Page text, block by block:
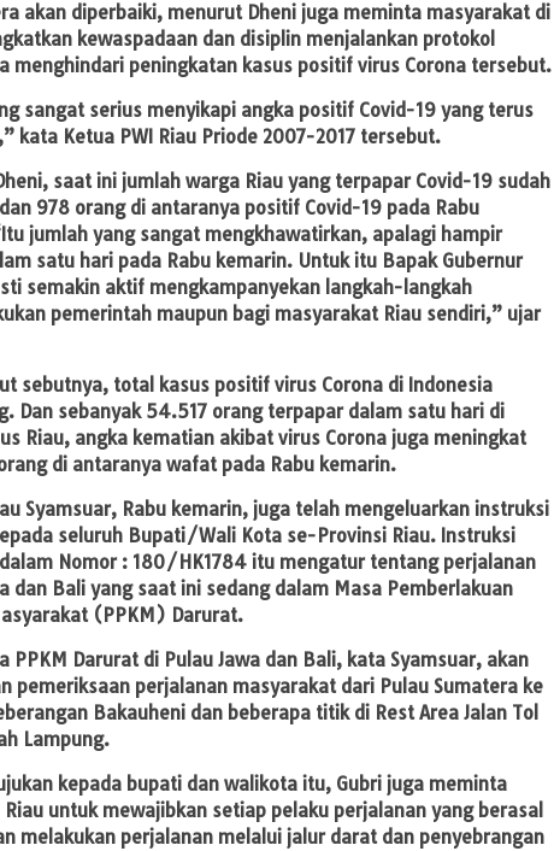
akan diperbaiki, menurut Dheni juga meminta masyarakat di
kewaspadaan dan disiplin menjalankan protokol
menghindari peningkatan kasus positif virus Corona tersebut.
sangat serius menyikapi angka positif Covid-19 yang terus
kata Ketua PWI Riau Priode 2007-2017 tersebut.
saat ini jumlah warga Riau yang terpapar Covid-19 sudah
978 orang di antaranya positif Covid-19 pada Rabu
jumlah yang sangat mengkhawatirkan, apalagi hampir
satu hari pada Rabu kemarin. Untuk itu Bapak Gubernur
semakin aktif mengkampanyekan langkah-langkah
pemerintah maupun bagi masyarakat Riau sendiri,” ujar
sebutnya, total kasus positif virus Corona di Indonesia
Dan sebanyak 54.517 orang terpapar dalam satu hari di
Riau, angka kematian akibat virus Corona juga meningkat
di antaranya wafat pada Rabu kemarin.
Syamsuar, Rabu kemarin, juga telah mengeluarkan instruksi
seluruh Bupati/Wali Kota se-Provinsi Riau. Instruksi
Nomor : 180/HK1784 itu mengatur tentang perjalanan
dan Bali yang saat ini sedang dalam Masa Pemberlakuan
(PPKM) Darurat.
PPKM Darurat di Pulau Jawa dan Bali, kata Syamsuar, akan
pemeriksaan perjalanan masyarakat dari Pulau Sumatera ke
Bakauheni dan beberapa titik di Rest Area Jalan Tol
Lampung.
kepada bupati dan walikota itu, Gubri juga meminta
untuk mewajibkan setiap pelaku perjalanan yang berasal
melakukan perjalanan melalui jalur darat dan penyebrangan